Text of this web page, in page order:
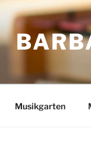
Musikgarten